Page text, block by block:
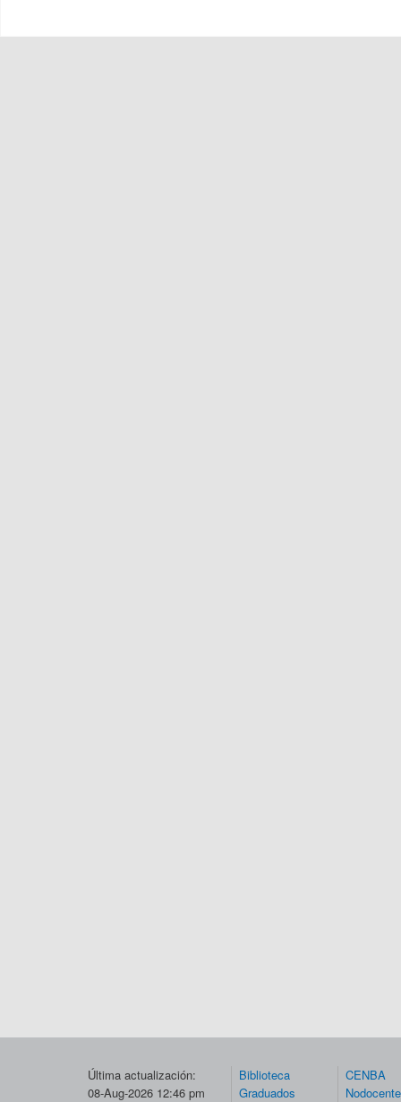
Última actualización:
08-Aug-2026 12:46 pm
Biblioteca
Graduados
CENBA